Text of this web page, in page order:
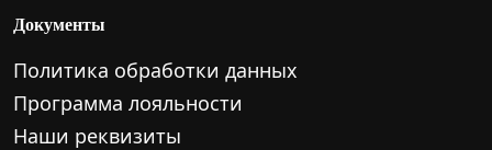
Документы
Политика обработки данных
Программа лояльности
Наши реквизиты